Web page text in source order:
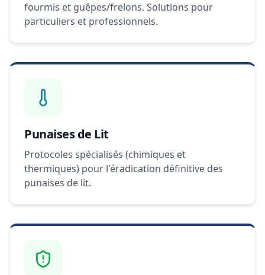
fourmis et guêpes/frelons. Solutions pour
particuliers et professionnels.
Punaises de Lit
Protocoles spécialisés (chimiques et
thermiques) pour l'éradication définitive des
punaises de lit.